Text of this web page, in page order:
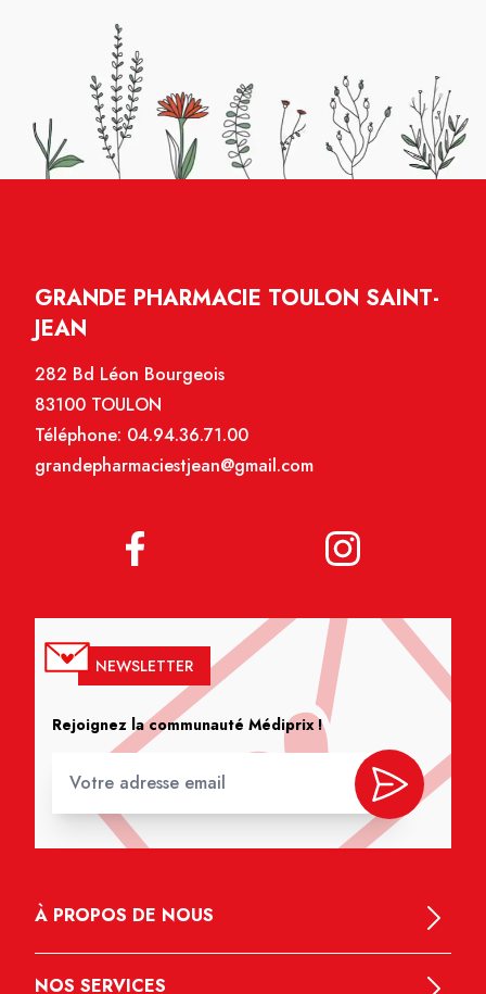
GRANDE PHARMACIE TOULON SAINT-
JEAN
282 Bd Léon Bourgeois
83100 TOULON
Téléphone: 04.94.36.71.00
grandepharmaciestjean@gmail.com
NEWSLETTER
Rejoignez la communauté Médiprix !
À PROPOS DE NOUS
NOS SERVICES